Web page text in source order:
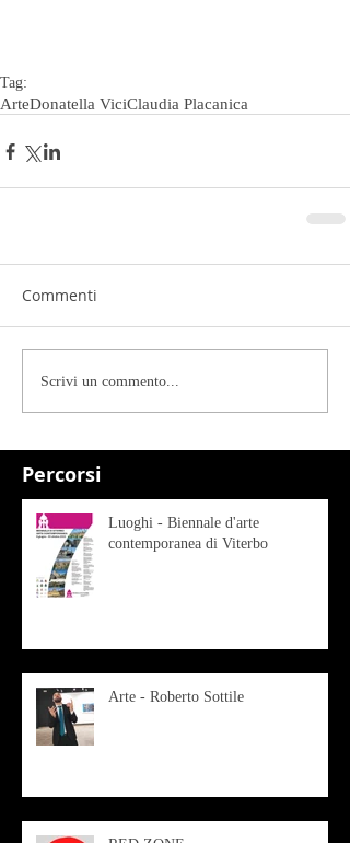
Percorsi
Tag:
ArteDonatella ViciClaudia Placanica
Commenti
Scrivi un commento...
Luoghi - Biennale d'arte
contemporanea di Viterbo
Arte - Roberto Sottile